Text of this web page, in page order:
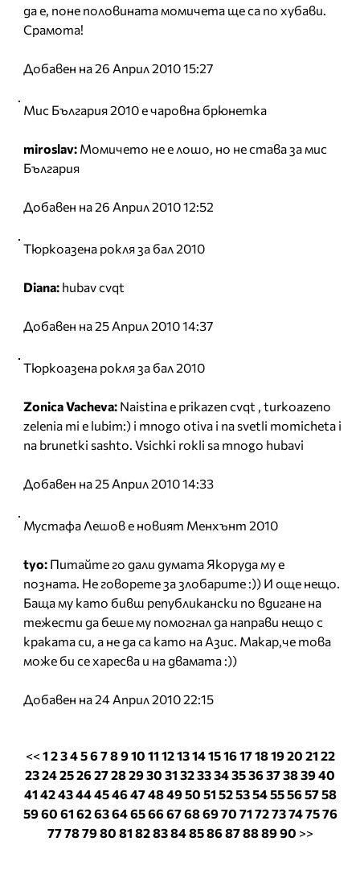
да е, поне половината момичета ще са по хубави.
Срамота!
Добавен на 26 Април 2010 15:27
Мис България 2010 е чаровна брюнетка
miroslav: Момичето не е лошо, но не става за мис
България
Добавен на 26 Април 2010 12:52
Тюркоазена рокля за бал 2010
Diana: hubav cvqt
Добавен на 25 Април 2010 14:37
Тюркоазена рокля за бал 2010
Zonica Vacheva: Naistina e prikazen cvqt , turkoazeno
zelenia mi e lubim:) i mnogo otiva i na svetli momicheta i
na brunetki sashto. Vsichki rokli sa mnogo hubavi
Добавен на 25 Април 2010 14:33
Мустафа Лешов е новият Менхънт 2010
tyo: Питайте го дали думата Якоруда му е
позната. Не говорете за злобарите :)) И още нещо.
Баща му като бивш републикански по вдигане на
тежести да беше му помогнал да направи нещо с
краката си, а не да са като на Азис. Макар,че това
може би се харесва и на двамата :))
Добавен на 24 Април 2010 22:15
<<1 2345678910 11 121314151617181920 21 22
2324252627282930 31 323334353637383940
41 424344454647484950 51 52535455565758
5960 61 626364656667686970 71 7273747576
77787980 81 828384858687888990 >>